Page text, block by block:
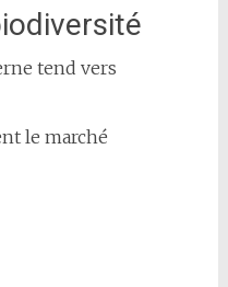
tend vers
le marché